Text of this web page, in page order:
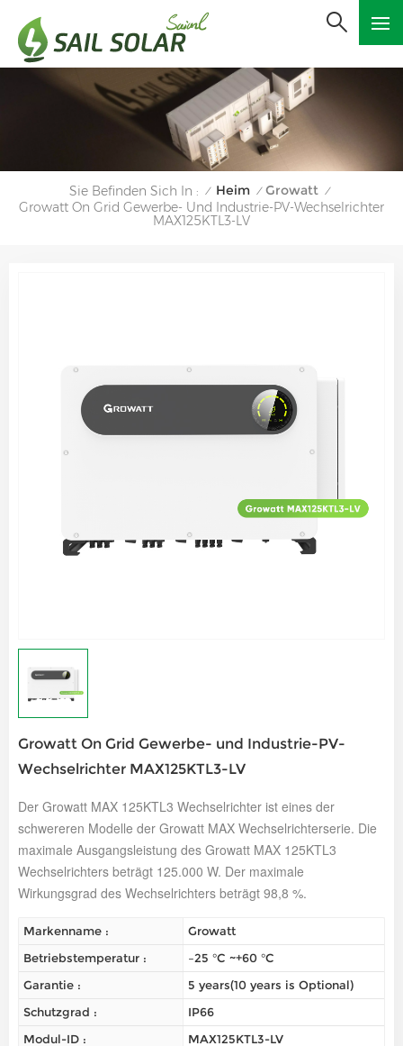
Sie Befinden Sich In : / Heim / Growatt /
Growatt On Grid Gewerbe- Und Industrie-PV-Wechselrichter
MAX125KTL3-LV
Growatt On Grid Gewerbe- und Industrie-PV-
Wechselrichter MAX125KTL3-LV
Der Growatt MAX 125KTL3 Wechselrichter ist eines der
schwereren Modelle der Growatt MAX Wechselrichterserie. Die
maximale Ausgangsleistung des Growatt MAX 125KTL3
Wechselrichters beträgt 125.000 W. Der maximale
Wirkungsgrad des Wechselrichters beträgt 98,8 %.
Markenname :
Growatt
Betriebstemperatur :
–25 °C ~+60 °C
Garantie :
5 years(10 years is Optional)
Schutzgrad :
IP66
Modul-ID :
MAX125KTL3-LV